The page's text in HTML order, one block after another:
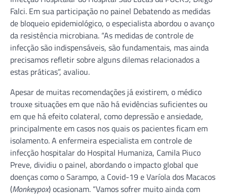
Falci. Em sua participação no painel Debatendo as medidas
de bloqueio epidemiológico, o especialista abordou o avanço
da resistência microbiana. “As medidas de controle de
infecção são indispensáveis, são fundamentais, mas ainda
precisamos refletir sobre alguns dilemas relacionados a
estas práticas”, avaliou.
Apesar de muitas recomendações já existirem, o médico
trouxe situações em que não há evidências suficientes ou
em que há efeito colateral, como depressão e ansiedade,
principalmente em casos nos quais os pacientes ficam em
isolamento. A enfermeira especialista em controle de
infecção hospitalar do Hospital Humaniza, Camila Piuco
Preve, dividiu o painel, abordando o impacto global que
doenças como o Sarampo, a Covid-19 e Varíola dos Macacos
(Monkeypox) ocasionam. “Vamos sofrer muito ainda com